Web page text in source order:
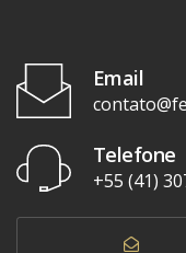
Email
Telefone
+55 (41)